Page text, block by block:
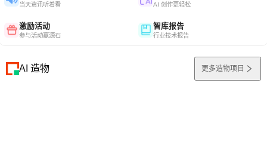
当天资讯听着看 AI 创作更轻松
激励活动
参与活动赢源石
智库报告
行业技术报告
AI 造物 更多造物项目